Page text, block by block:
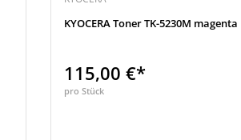
KYOCERA Toner TK-5230M magenta
115,00 €*
pro Stück